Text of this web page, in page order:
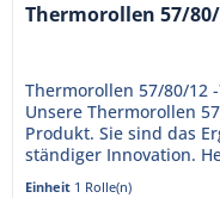
Thermorollen 57/
Thermorollen 57/80/12
Unsere Thermorollen
Produkt. Sie sind das
ständiger Innovation.
Einheit 1 Rolle(n)